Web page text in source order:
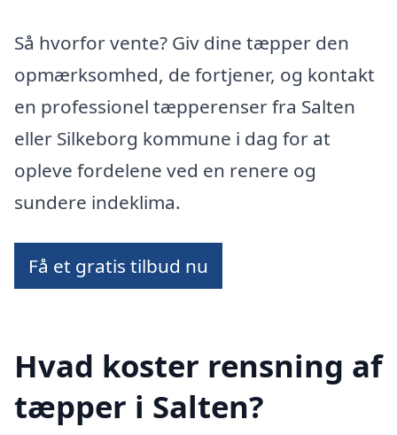
Så hvorfor vente? Giv dine tæpper den
opmærksomhed, de fortjener, og kontakt
en professionel tæpperenser fra Salten
eller Silkeborg kommune i dag for at
opleve fordelene ved en renere og
sundere indeklima.
Få et gratis tilbud nu
Hvad koster rensning af
tæpper i Salten?